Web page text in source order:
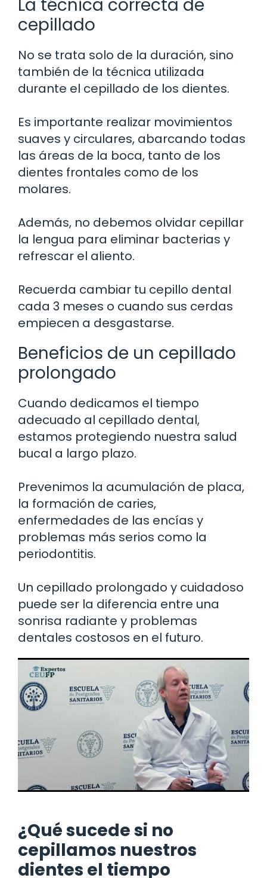
La técnica correcta de
cepillado
No se trata solo de la duración, sino
también de la técnica utilizada
durante el cepillado de los dientes.
Es importante realizar movimientos
suaves y circulares, abarcando todas
las áreas de la boca, tanto de los
dientes frontales como de los
molares.
Además, no debemos olvidar cepillar
la lengua para eliminar bacterias y
refrescar el aliento.
Recuerda cambiar tu cepillo dental
cada 3 meses o cuando sus cerdas
empiecen a desgastarse.
Beneficios de un cepillado
prolongado
Cuando dedicamos el tiempo
adecuado al cepillado dental,
estamos protegiendo nuestra salud
bucal a largo plazo.
Prevenimos la acumulación de placa,
la formación de caries,
enfermedades de las encías y
problemas más serios como la
periodontitis.
Un cepillado prolongado y cuidadoso
puede ser la diferencia entre una
sonrisa radiante y problemas
dentales costosos en el futuro.
¿Qué sucede si no
cepillamos nuestros
dientes el tiempo